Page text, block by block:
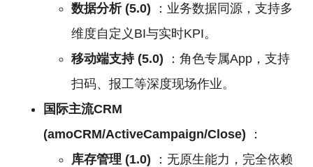
数据分析 (5.0) ：业务数据同源，支持多
维度自定义BI与实时KPI。
移动端支持 (5.0) ：角色专属App，支持
扫码、报工等深度现场作业。
国际主流CRM
(amoCRM/ActiveCampaign/Close) ：
库存管理 (1.0) ：无原生能力，完全依赖